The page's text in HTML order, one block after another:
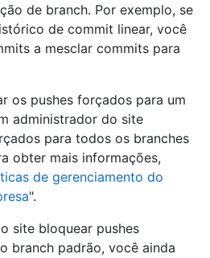
de branch. Por exemplo, se
de commit linear, você
a mesclar commits para
os pushes forçados para um
administrador do site
para todos os branches
obter mais informações,
de gerenciamento do
".
site bloquear pushes
branch padrão, você ainda